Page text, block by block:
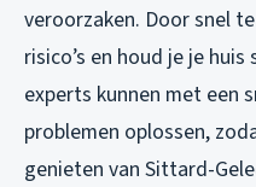
veroorzaken. Door snel
risico’s en houd je je
experts kunnen met een
problemen oplossen,
genieten van Sittard-